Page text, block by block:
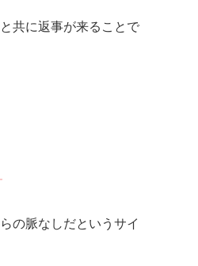
共に返事が来ることで
の脈なしだというサイ